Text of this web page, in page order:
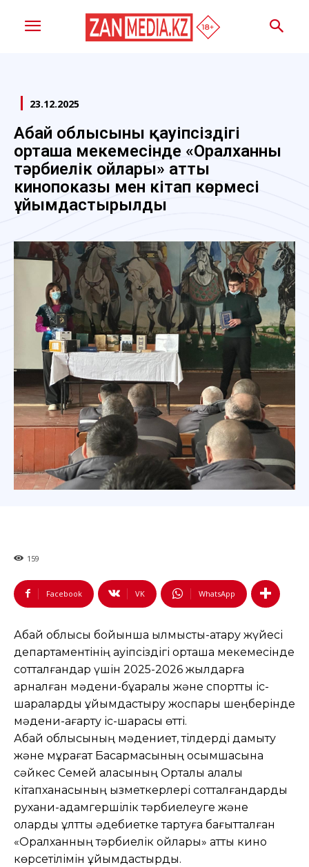
23.12.2025
Абай облысының қауіпсіздігі
орташа мекемесінде «Оралханның
тәрбиелік ойлары» атты
кинопоказы мен кітап көрмесі
ұйымдастырылды
159
Facebook VK WhatsApp
Абай облысы бойынша қылмыстық-атқару жүйесі
департаментінің қауіпсіздігі орташа мекемесінде
сотталғандар үшін 2025-2026 жылдарға
арналған мәдени-бұқаралық және спорттық іс-
шараларды ұйымдастыру жоспары шеңберінде
мәдени-ағарту іс-шарасы өтті.
Абай облысының мәдениет, тілдерді дамыту
және мұрағат Басқармасының қосымшасына
сәйкес Семей қаласының Орталық қалалық
кітапханасының қызметкерлері сотталғандарды
рухани-адамгершілік тәрбиелеуге және
оларды ұлттық әдебиетке тартуға бағытталған
«Оралханның тәрбиелік ойлары» атты кино
көрсетілімін ұйымдастырды.